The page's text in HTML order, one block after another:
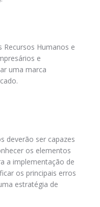
Humanos e
e
uma marca
deverão ser capazes
os elementos
a implementação de
os principais erros
estratégia de